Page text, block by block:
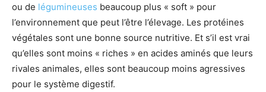
ou de légumineuses beaucoup plus « soft » pour
l’environnement que peut l’être l’élevage. Les protéines
végétales sont une bonne source nutritive. Et s’il est vrai
qu’elles sont moins « riches » en acides aminés que leurs
rivales animales, elles sont beaucoup moins agressives
pour le système digestif.